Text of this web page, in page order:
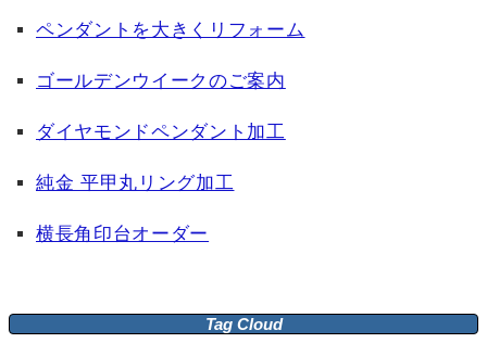
ペンダントを大きくリフォーム
ゴールデンウイークのご案内
ダイヤモンドペンダント加工
純金 平甲丸リング加工
横長角印台オーダー
Tag Cloud